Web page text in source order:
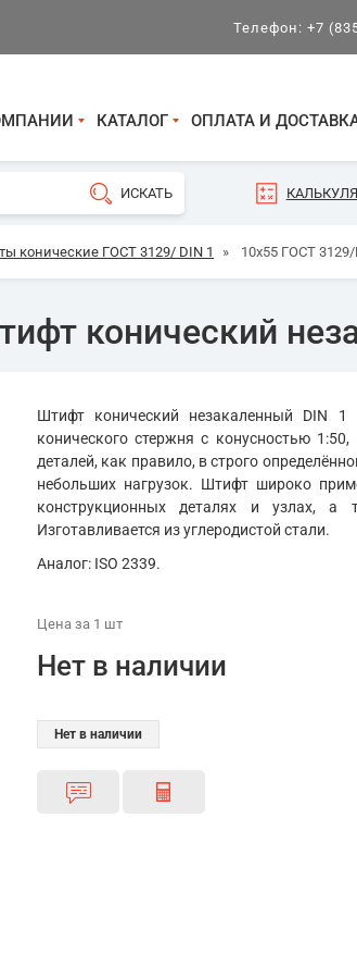
Телефон: +7
КАТАЛОГ ОПЛАТА И
конические ГОСТ 3129/ DIN 1 » 10х55 ГОСТ
конический
Штифт конический незакаленный DIN
конического стержня с конусностью
деталей, как правило, в строго
небольших нагрузок. Штифт широко
конструкционных деталях и узлах, а
Изготавливается из углеродистой стали.
Аналог: ISO 2339.
Цена за 1 шт
Нет в наличии
Нет в наличии